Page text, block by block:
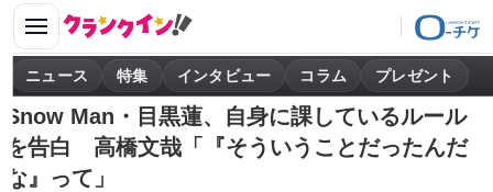
ニュース 特集 インタビュー コラム プレゼント
Snow Man・目黒蓮、自身に課しているルール
を告白 高橋文哉「『そういうことだったんだ
な』って」